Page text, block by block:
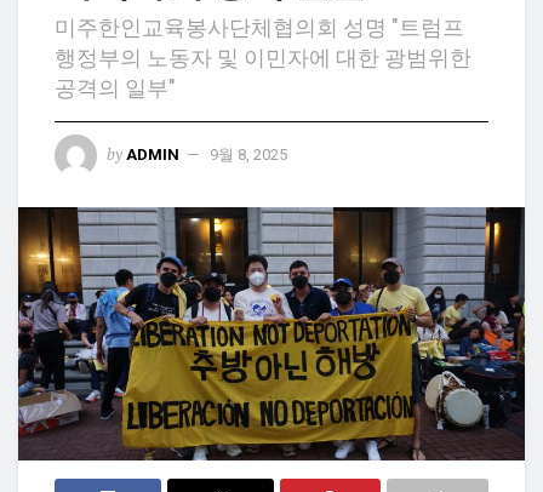
미주한인교육봉사단체협의회 성명 "트럼프
행정부의 노동자 및 이민자에 대한 광범위한
공격의 일부"
by ADMIN 9월 8, 2025